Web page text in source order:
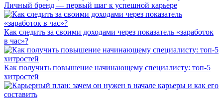
Личный бренд — первый шаг к успешной карьере
Как следить за своими доходами через показатель «заработок
в час»?
Как получить повышение начинающему специалисту: топ-5
хитростей